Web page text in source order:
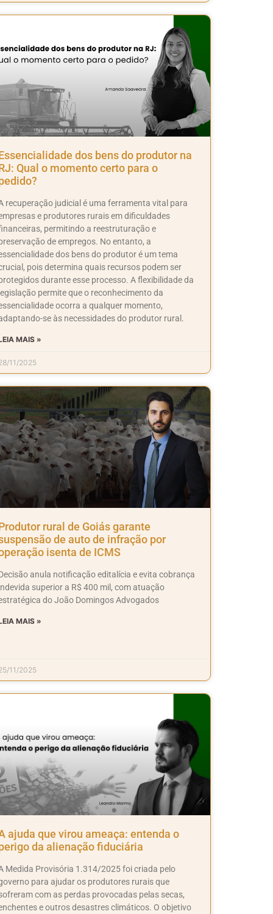
dos bens do produtor na
Qual o momento certo para o
recuperação judicial é uma ferramenta vital para
e produtores rurais em dificuldades
permitindo a reestruturação e
de empregos. No entanto, a
dos bens do produtor é um tema
pois determina quais recursos podem ser
durante esse processo. A flexibilidade da
permite que o reconhecimento da
ocorra a qualquer momento,
se às necessidades do produtor rural.
MAIS »
11/2025
rural de Goiás garante
de auto de infração por
isenta de ICMS
anula notificação editalícia e evita cobrança
superior a R$ 400 mil, com atuação
do João Domingos Advogados
MAIS »
11/2025
ajuda que virou ameaça: entenda o
da alienação fiduciária
Medida Provisória 1.314/2025 foi criada pelo
para ajudar os produtores rurais que
com as perdas provocadas pelas secas,
e outros desastres climáticos. O objetivo